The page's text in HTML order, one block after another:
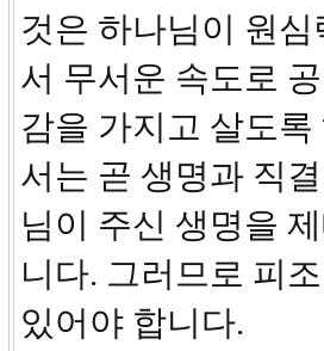
것은 하나님이 원
서 무서운 속도로
감을 가지고 살도
서는 곧 생명과 직
님이 주신 생명을
니다. 그러므로 피
있어야 합니다.